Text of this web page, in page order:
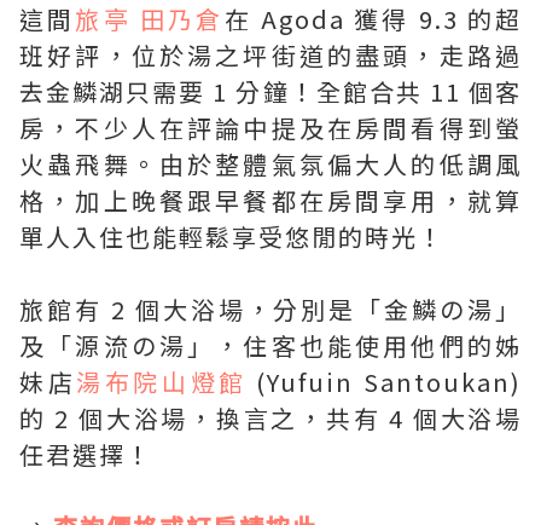
這間 旅亭 田乃倉 在 Agoda 獲得 9.3 的超
班好評，位於湯之坪街道的盡頭，走路過
去金鱗湖只需要 1 分鐘！全館合共 11 個客
房，不少人在評論中提及在房間看得到螢
火蟲飛舞。由於整體氣氛偏大人的低調風
格，加上晚餐跟早餐都在房間享用，就算
單人入住也能輕鬆享受悠閒的時光！
旅館有 2 個大浴場，分別是「金鱗の湯」
及「源流の湯」，住客也能使用他們的姊
妹店湯布院山燈館 (Yufuin Santoukan)
的 2 個大浴場，換言之，共有 4 個大浴場
任君選擇！